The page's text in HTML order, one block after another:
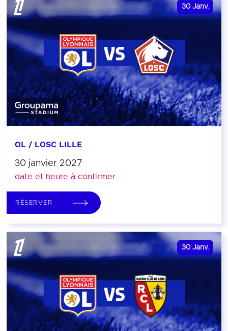
30 Janv.
OL / LOSC LILLE
30 janvier 2027
date et heure à confirmer
RÉSERVER
30 Janv.